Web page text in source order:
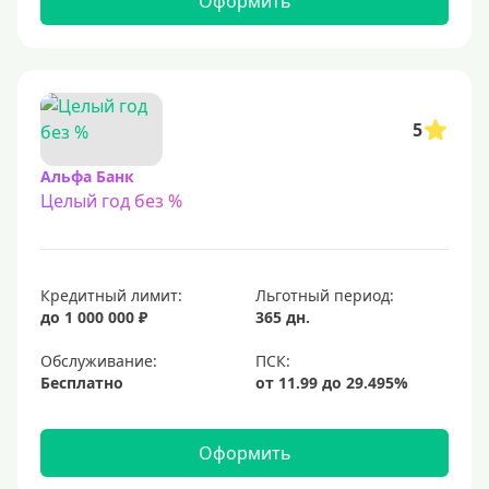
С 23 лет
Льготный период (без процентов)
С льготным периодом
50 дней
55 дней
На 90 дней
100 дней
110 дней
5
Альфа Банк
Целый год без %
Кредитный лимит:
до 1 000 000 ₽
Льготный период:
365 дн.
Обслуживание:
Бесплатно
Оформить